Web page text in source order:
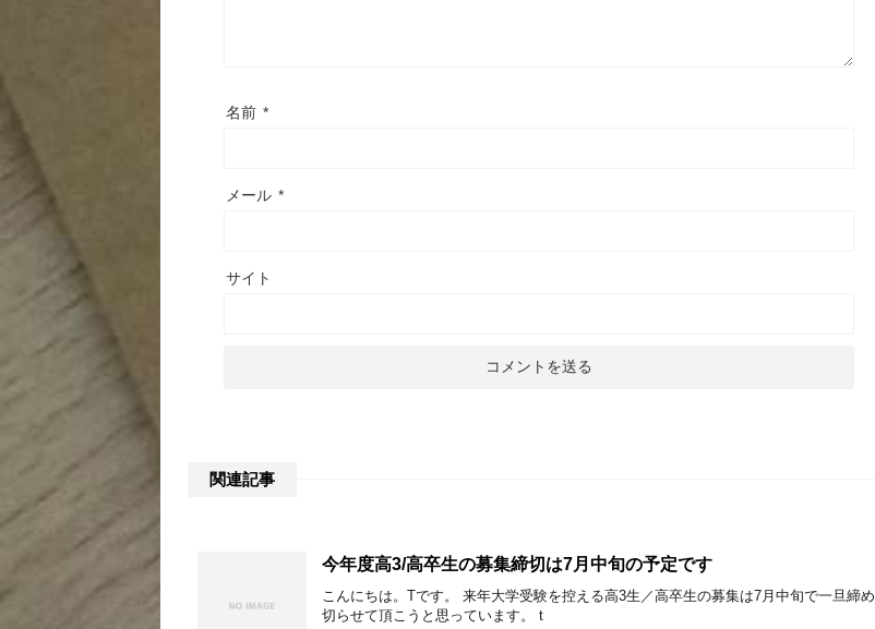
名前 *
メール *
サイト
関連記事
今年度高3/高卒生の募集締切は7月中旬の予定です
こんにちは。Tです。 来年大学受験を控える高3生／高卒生の募集は7月中旬で一旦締め
切らせて頂こうと思っています。 t